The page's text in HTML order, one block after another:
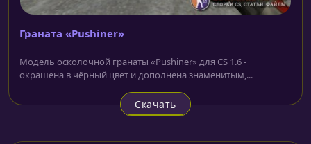
Граната «Pushiner»
Модель осколочной гранаты «Pushiner» для CS 1.6 -
окрашена в чёрный цвет и дополнена знаменитым,...
Скачать